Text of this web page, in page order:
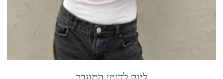
לינק לדגמי המעבר